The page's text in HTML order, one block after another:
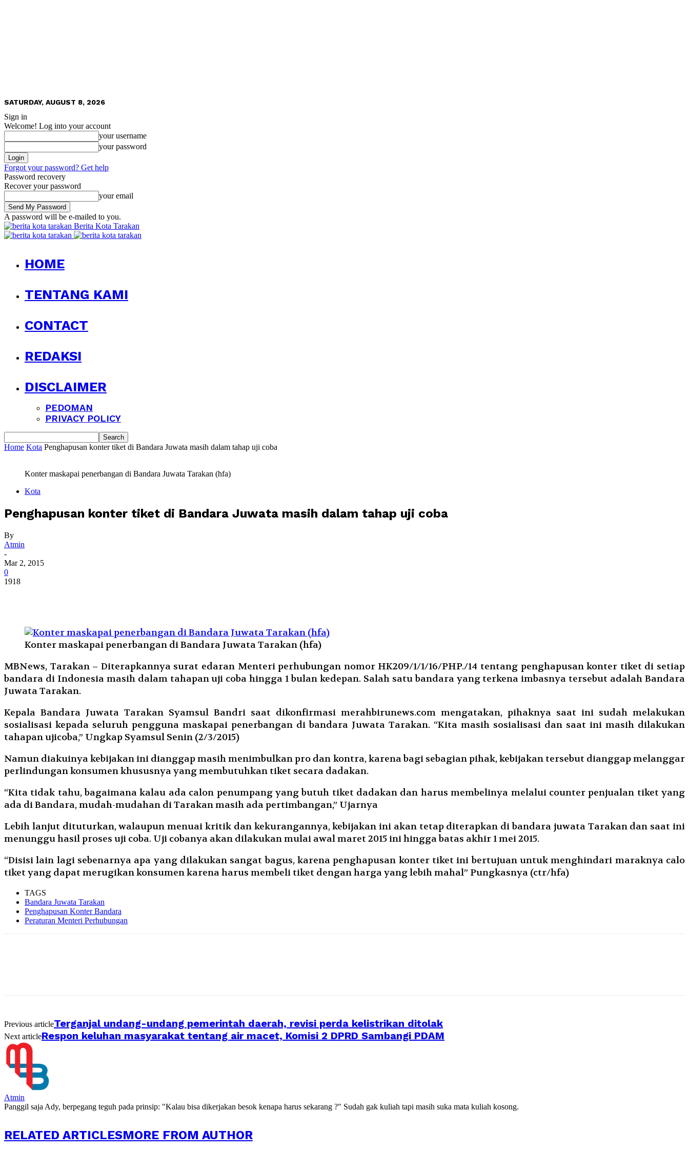
SATURDAY, AUGUST 8, 2026
Sign in
Welcome! Log into your account
your username
your password
Forgot your password? Get help
Password recovery
Recover your password
your email
A password will be e-mailed to you.
Berita Kota Tarakan
HOME
TENTANG KAMI
CONTACT
REDAKSI
DISCLAIMER
PEDOMAN
PRIVACY POLICY
Home Kota Penghapusan konter tiket di Bandara Juwata masih dalam tahap uji coba
Konter maskapai penerbangan di Bandara Juwata Tarakan (hfa)
Kota
Penghapusan konter tiket di Bandara Juwata masih dalam tahap uji coba
By
Atmin
-
Mar 2, 2015
0
1918
Konter maskapai penerbangan di Bandara Juwata Tarakan (hfa)
MBNews, Tarakan – Diterapkannya surat edaran Menteri perhubungan nomor HK209/1/1/16/PHP./14 tentang penghapusan konter tiket di setiap
bandara di Indonesia masih dalam tahapan uji coba hingga 1 bulan kedepan. Salah satu bandara yang terkena imbasnya tersebut adalah Bandara
Juwata Tarakan.
Kepala Bandara Juwata Tarakan Syamsul Bandri saat dikonfirmasi merahbirunews.com mengatakan, pihaknya saat ini sudah melakukan
sosialisasi kepada seluruh pengguna maskapai penerbangan di bandara Juwata Tarakan. “Kita masih sosialisasi dan saat ini masih dilakukan
tahapan ujicoba,” Ungkap Syamsul Senin (2/3/2015)
Namun diakuinya kebijakan ini dianggap masih menimbulkan pro dan kontra, karena bagi sebagian pihak, kebijakan tersebut dianggap melanggar
perlindungan konsumen khususnya yang membutuhkan tiket secara dadakan.
“Kita tidak tahu, bagaimana kalau ada calon penumpang yang butuh tiket dadakan dan harus membelinya melalui counter penjualan tiket yang
ada di Bandara, mudah-mudahan di Tarakan masih ada pertimbangan,” Ujarnya
Lebih lanjut dituturkan, walaupun menuai kritik dan kekurangannya, kebijakan ini akan tetap diterapkan di bandara juwata Tarakan dan saat ini
menunggu hasil proses uji coba. Uji cobanya akan dilakukan mulai awal maret 2015 ini hingga batas akhir 1 mei 2015.
“Disisi lain lagi sebenarnya apa yang dilakukan sangat bagus, karena penghapusan konter tiket ini bertujuan untuk menghindari maraknya calo
tiket yang dapat merugikan konsumen karena harus membeli tiket dengan harga yang lebih mahal” Pungkasnya (ctr/hfa)
TAGS
Bandara Juwata Tarakan
Penghapusan Konter Bandara
Peraturan Menteri Perhubungan
Previous articleTerganjal undang-undang pemerintah daerah, revisi perda kelistrikan ditolak
Next articleRespon keluhan masyarakat tentang air macet, Komisi 2 DPRD Sambangi PDAM
Atmin
Panggil saja Ady, berpegang teguh pada prinsip: "Kalau bisa dikerjakan besok kenapa harus sekarang ?" Sudah gak kuliah tapi masih suka mata kuliah kosong.
RELATED ARTICLESMORE FROM AUTHOR